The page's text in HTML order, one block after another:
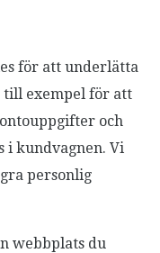
för att underlätta
till exempel för att
och
i kundvagnen. Vi
personlig
webbplats du